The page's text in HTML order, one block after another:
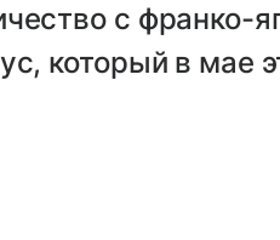
с франко-
который в мае